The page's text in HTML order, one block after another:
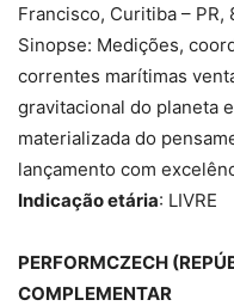
Francisco, Curitiba – PR,
Sinopse: Medições,
correntes marítimas
gravitacional do planeta
materializada do
lançamento com
Indicação etária: LIVRE
PERFORMCZECH
COMPLEMENTAR